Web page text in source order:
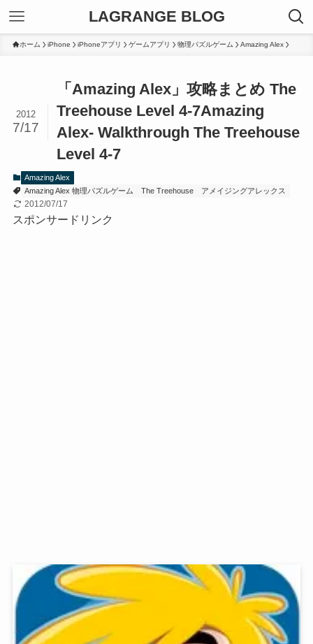
LAGRANGE BLOG
ホーム iPhone iPhoneアプリ ゲームアプリ 物理パズルゲーム Amazing Alex
「Amazing Alex」攻略まとめ The
Treehouse Level 4-7Amazing
Alex- Walkthrough The Treehouse
Level 4-7
2012
7/17
Amazing Alex
Amazing Alex 物理パズルゲーム
The Treehouse アメイジングアレックス
2012/07/17
スポンサードリンク